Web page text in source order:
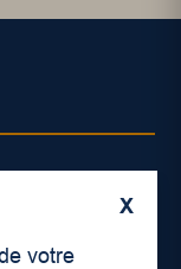
X
votre